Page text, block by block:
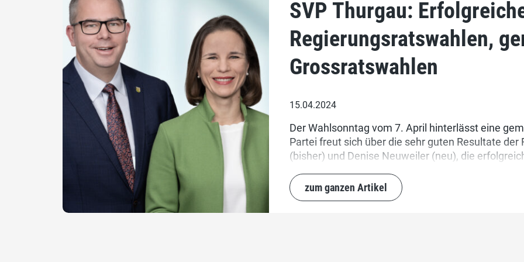
SVP Thurgau:
Regierungsratswahlen,
Grossratswahlen
15.04.2024
Der Wahlsonntag vom 7. April hinterlässt eine
Partei freut sich über die sehr guten Resultate
(bisher) und Denise Neuweiler (neu), die
Partei mit doppelt so vielen Sitzen wie die
SVP Thurgau dankt allen Wählerinnen und
zum ganzen Artikel